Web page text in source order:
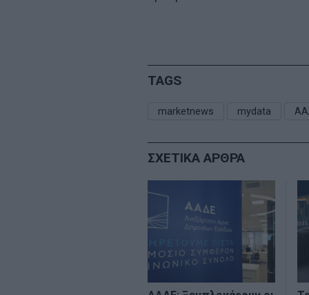
TAGS
marketnews mydata
ΣΧΕΤΙΚΑ ΑΡΘΡΑ